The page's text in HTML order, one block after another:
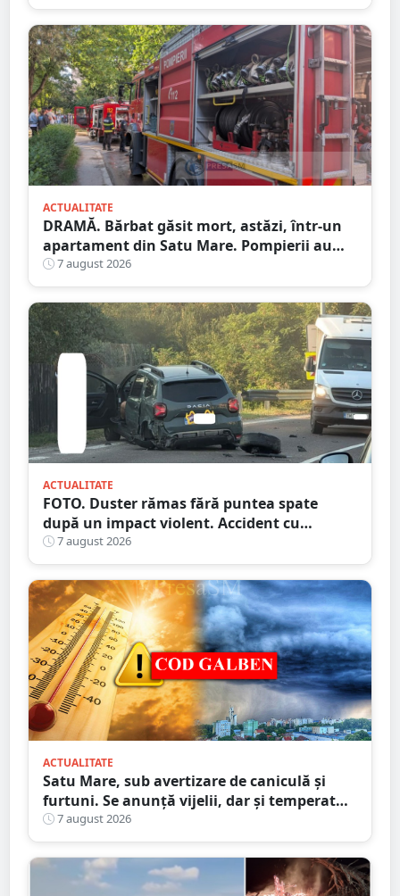
ACTUALITATE
DRAMĂ. Bărbat găsit mort, astăzi, într-un
apartament din Satu Mare. Pompierii au
spart ușa
7 august 2026
ACTUALITATE
FOTO. Duster rămas fără puntea spate
după un impact violent. Accident cu
implicarea unei mașini din Satu Mare
7 august 2026
ACTUALITATE
Satu Mare, sub avertizare de caniculă și
furtuni. Se anunță vijelii, dar și temperaturi
ridicate. Avertizarea ANM
7 august 2026